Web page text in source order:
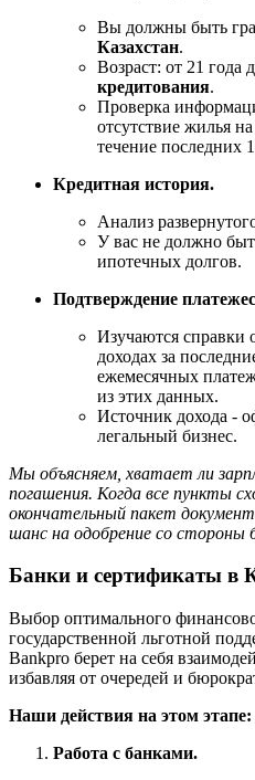
Вы должны быть
Казахстан.
Возраст: от 21 года
кредитования.
Проверка
отсутствие жилья
течение последних
Кредитная история.
Анализ
У вас не должно
ипотечных долгов.
Подтверждение
Изучаются справки
доходах за
ежемесячных
из этих данных.
Источник дохода -
легальный бизнес.
Мы объясняем, хватает ли
погашения. Когда все пункты
окончательный пакет
шанс на одобрение со стороны
Банки и сертификаты в
Выбор оптимального
государственной льготной
Bankpro берет на себя
избавляя от очередей и
Наши действия на этом этапе:
Работа с банками.